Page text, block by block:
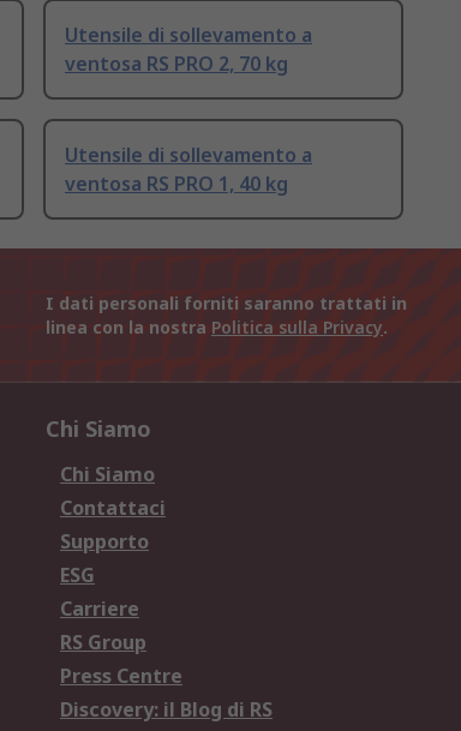
Utensile di sollevamento a
ventosa RS PRO 2, 70 kg
Utensile di sollevamento a
ventosa RS PRO 1, 40 kg
I dati personali forniti saranno trattati in
linea con la nostra Politica sulla Privacy.
Chi Siamo
Chi Siamo
Contattaci
Supporto
ESG
Carriere
RS Group
Press Centre
Discovery: il Blog di RS